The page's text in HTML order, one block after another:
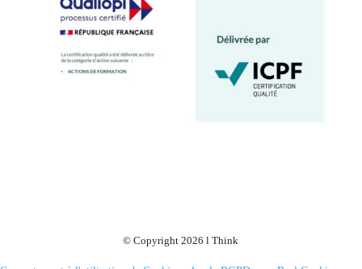
© Copyright 2026 l Think